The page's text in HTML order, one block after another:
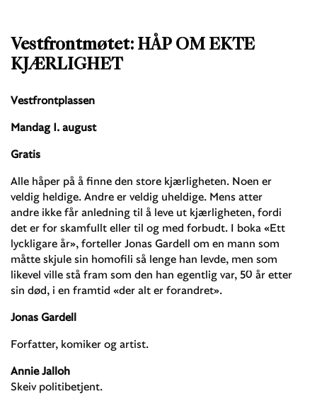
Vestfrontmøtet: HÅP OM EKTE
KJÆRLIGHET
Vestfrontplassen
Mandag 1. august
Gratis
Alle håper på å finne den store kjærligheten. Noen er
veldig heldige. Andre er veldig uheldige. Mens atter
andre ikke får anledning til å leve ut kjærligheten, fordi
det er for skamfullt eller til og med forbudt. I boka «Ett
lyckligare år», forteller Jonas Gardell om en mann som
måtte skjule sin homofili så lenge han levde, men som
likevel ville stå fram som den han egentlig var, 50 år etter
sin død, i en fram­­tid «der alt er forandret».
Jonas Gardell
Forfatter, komiker og artist.
Annie Jalloh
Skeiv politibetjent.